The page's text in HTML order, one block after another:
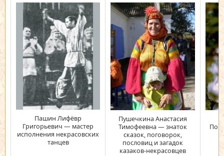
Пашин Лифёвр
Григорьевич — мастер
исполнения некрасовских
танцев
Пушечкина Анастасия
Тимофеевна — знаток
сказок, поговорок,
пословиц и загадок
казаков-некрасовцев